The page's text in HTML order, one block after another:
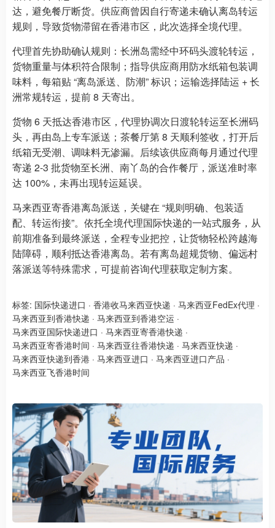
达，避免餐厅断货。供应商曾因自行寄递未确认离岛转运
规则，导致货物滞留在香港市区，此次选择全境代理。
代理首先协助确认规则：长洲岛需经中环码头渡轮转运，
货物重量与体积符合限制；指导供应商用防水纸箱包装调
味料，每箱贴 “离岛派送、防潮” 标识；运输选择陆运 + 长
洲常规转运，提前 8 天寄出。
货物 6 天抵达香港市区，代理协调次日渡轮转运至长洲码
头，再由岛上专车派送；茶餐厅第 8 天顺利签收，打开后
纸箱无受潮、调味料无渗漏。后续该供应商每月通过代理
寄递 2-3 批货物至长洲、南丫岛的合作餐厅，派送准时率
达 100%，未再出现转运延误。
马来西亚寄香港离岛派送，关键在 “规则明确、包装适
配、转运衔接”。依托全境代理国际快递的一站式服务，从
前期准备到最终派送，全程专业把控，让货物轻松跨越海
陆障碍，顺利抵达香港离岛。若有离岛超规货物、偏远村
落派送等特殊需求，可提前咨询代理获取定制方案。
标签: 国际快递进口 · 香港收马来西亚快递 · 马来西亚FedEx代理 ·
马来西亚到香港快递 · 马来西亚到香港空运 ·
马来西亚国际快递进口 · 马来西亚寄香港快递 ·
马来西亚寄香港时间 · 马来西亚往香港快递 · 马来西亚快递 ·
马来西亚快递到香港 · 马来西亚进口 · 马来西亚进口产品 ·
马来西亚飞香港时间